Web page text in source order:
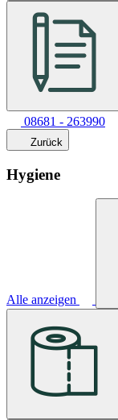
08681 - 263990
Zurück
Hygiene
Alle anzeigen